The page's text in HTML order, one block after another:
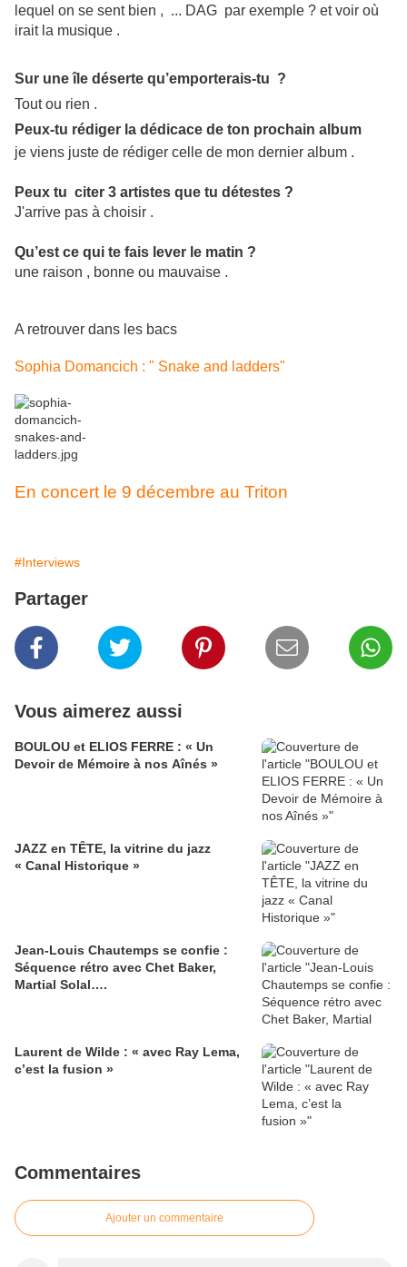
lequel on se sent bien , ... DAG par exemple ? et voir où
irait la musique .
Sur une île déserte qu’emporterais-tu ?
Tout ou rien .
Peux-tu rédiger la dédicace de ton prochain album
je viens juste de rédiger celle de mon dernier album .
Peux tu citer 3 artistes que tu détestes ?
J'arrive pas à choisir .
Qu’est ce qui te fais lever le matin ?
une raison , bonne ou mauvaise .
A retrouver dans les bacs
Sophia Domancich : " Snake and ladders"
En concert le 9 décembre au Triton
#Interviews
Partager
Vous aimerez aussi
BOULOU et ELIOS FERRE : « Un
Devoir de Mémoire à nos Aînés »
JAZZ en TÊTE, la vitrine du jazz
« Canal Historique »
Jean-Louis Chautemps se confie :
Séquence rétro avec Chet Baker,
Martial Solal….
Laurent de Wilde : « avec Ray Lema,
c’est la fusion »
Commentaires
Ajouter un commentaire